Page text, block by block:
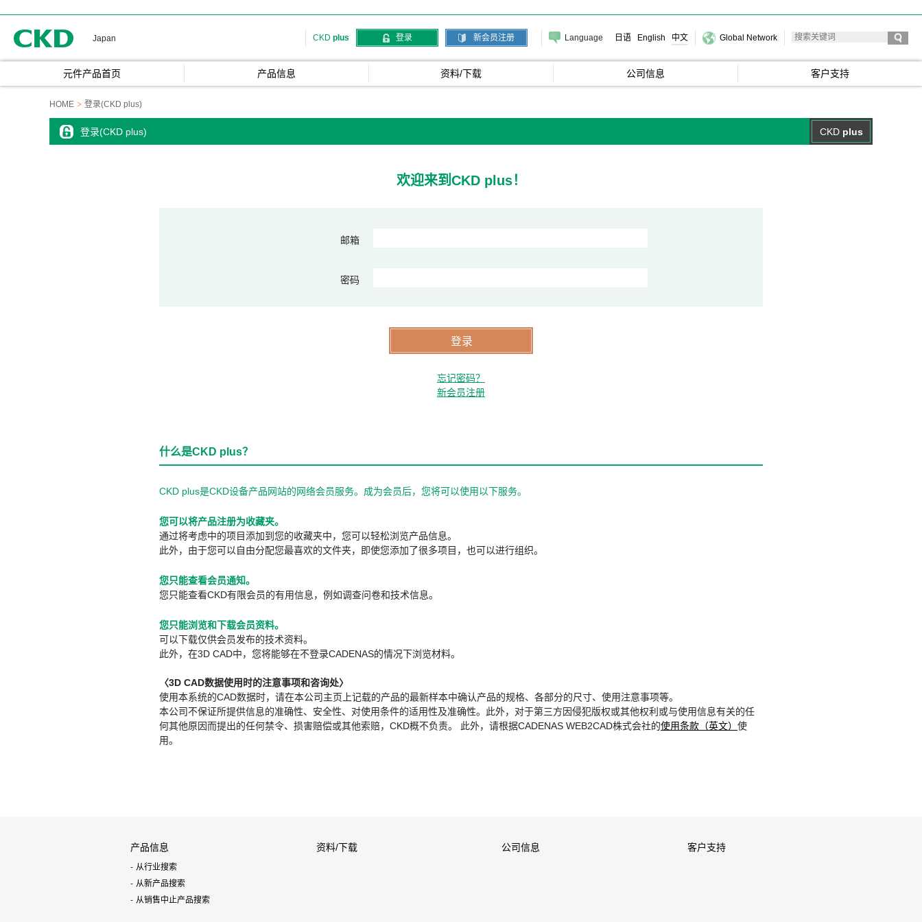
Japan CKD plus 登录 新会员注册 Language 日语 English 中文 Global Network
元件产品首页 产品信息 资料/下载 公司信息 客户支持
HOME 登录(CKD plus)
登录(CKD plus) CKD plus
欢迎来到CKD plus！
邮箱
密码
忘记密码？
新会员注册
什么是CKD plus？
CKD plus是CKD设备产品网站的网络会员服务。成为会员后，您将可以使用以下服务。
您可以将产品注册为收藏夹。
通过将考虑中的项目添加到您的收藏夹中，您可以轻松浏览产品信息。
此外，由于您可以自由分配您最喜欢的文件夹，即使您添加了很多项目，也可以进行组织。
您只能查看会员通知。
您只能查看CKD有限会员的有用信息，例如调查问卷和技术信息。
您只能浏览和下载会员资料。
可以下载仅供会员发布的技术资料。
此外，在3D CAD中，您将能够在不登录CADENAS的情况下浏览材料。
〈3D CAD数据使用时的注意事项和咨询处〉
使用本系统的CAD数据时，请在本公司主页上记载的产品的最新样本中确认产品的规格、各部分的尺寸、使用注意事项等。
本公司不保证所提供信息的准确性、安全性、对使用条件的适用性及准确性。此外，对于第三方因侵犯版权或其他权利或与使用信息有关的任
何其他原因而提出的任何禁令、损害赔偿或其他索赔，CKD概不负责。 此外，请根据CADENAS WEB2CAD株式会社的使用条款（英文） 使
用。
产品信息
从行业搜索
从新产品搜索
从销售中止产品搜索
资料/下载 公司信息 客户支持